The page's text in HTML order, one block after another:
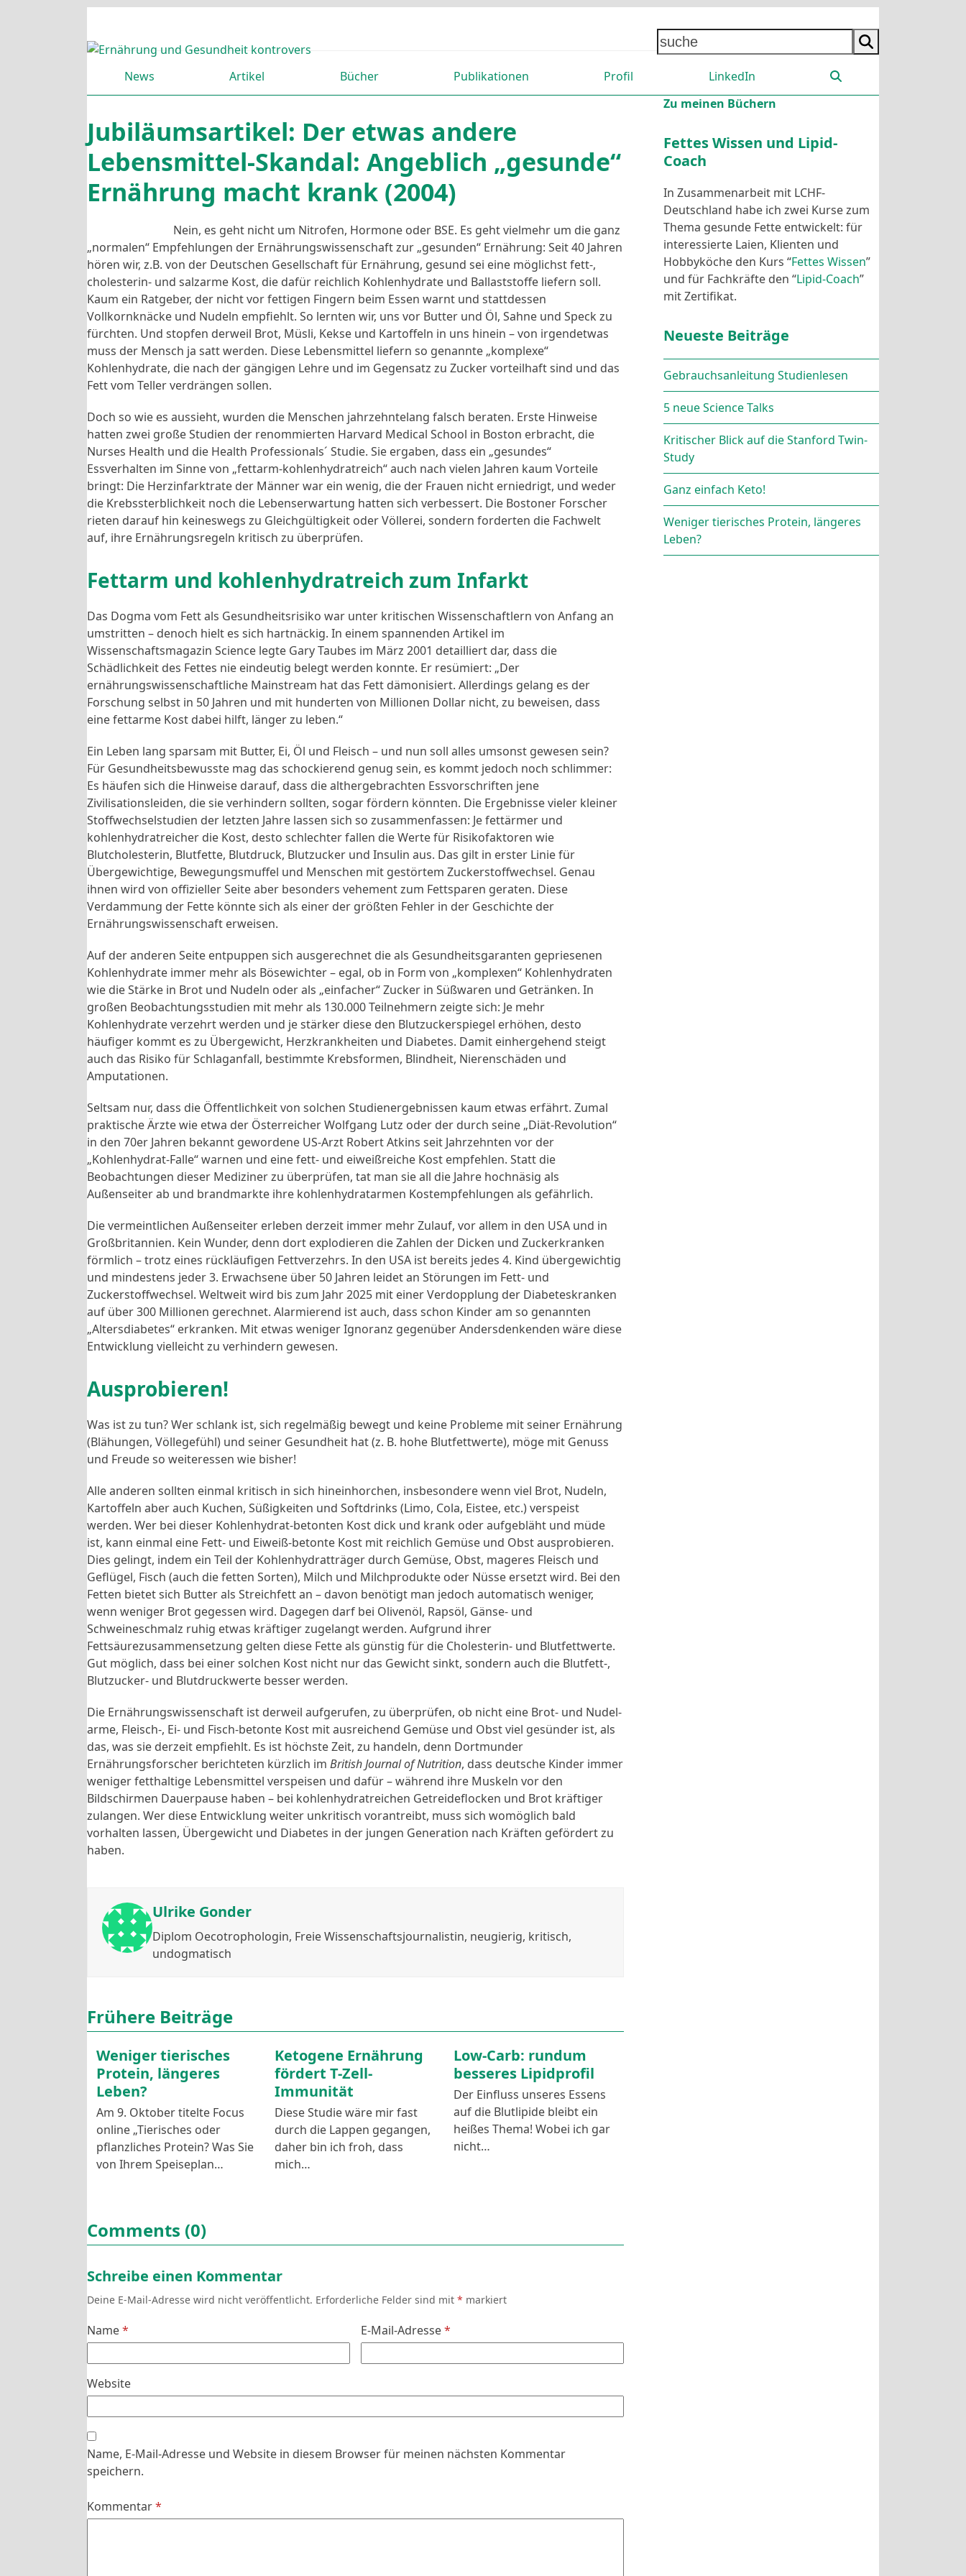
suche
News Artikel Bücher Publikationen Profil LinkedIn
Jubiläumsartikel: Der etwas andere
Lebensmittel-Skandal: Angeblich „gesunde“
Ernährung macht krank (2004)
Nein, es geht nicht um Nitrofen, Hormone oder BSE. Es geht vielmehr um die ganz
„normalen“ Empfehlungen der Ernährungswissenschaft zur „gesunden“ Ernährung: Seit 40 Jahren
hören wir, z.B. von der Deutschen Gesellschaft für Ernährung, gesund sei eine möglichst fett-,
cholesterin- und salzarme Kost, die dafür reichlich Kohlenhydrate und Ballaststoffe liefern soll.
Kaum ein Ratgeber, der nicht vor fettigen Fingern beim Essen warnt und stattdessen
Vollkornknäcke und Nudeln empfiehlt. So lernten wir, uns vor Butter und Öl, Sahne und Speck zu
fürchten. Und stopfen derweil Brot, Müsli, Kekse und Kartoffeln in uns hinein – von irgendetwas
muss der Mensch ja satt werden. Diese Lebensmittel liefern so genannte „komplexe“
Kohlenhydrate, die nach der gängigen Lehre und im Gegensatz zu Zucker vorteilhaft sind und das
Fett vom Teller verdrängen sollen.
Doch so wie es aussieht, wurden die Menschen jahrzehntelang falsch beraten. Erste Hinweise
hatten zwei große Studien der renommierten Harvard Medical School in Boston erbracht, die
Nurses Health und die Health Professionals´ Studie. Sie ergaben, dass ein „gesundes“
Essverhalten im Sinne von „fettarm-kohlenhydratreich“ auch nach vielen Jahren kaum Vorteile
bringt: Die Herzinfarktrate der Männer war ein wenig, die der Frauen nicht erniedrigt, und weder
die Krebssterblichkeit noch die Lebenserwartung hatten sich verbessert. Die Bostoner Forscher
rieten darauf hin keineswegs zu Gleichgültigkeit oder Völlerei, sondern forderten die Fachwelt
auf, ihre Ernährungsregeln kritisch zu überprüfen.
Fettarm und kohlenhydratreich zum Infarkt
Das Dogma vom Fett als Gesundheitsrisiko war unter kritischen Wissenschaftlern von Anfang an
umstritten – denoch hielt es sich hartnäckig. In einem spannenden Artikel im
Wissenschaftsmagazin Science legte Gary Taubes im März 2001 detailliert dar, dass die
Schädlichkeit des Fettes nie eindeutig belegt werden konnte. Er resümiert: „Der
ernährungswissenschaftliche Mainstream hat das Fett dämonisiert. Allerdings gelang es der
Forschung selbst in 50 Jahren und mit hunderten von Millionen Dollar nicht, zu beweisen, dass
eine fettarme Kost dabei hilft, länger zu leben.“
Ein Leben lang sparsam mit Butter, Ei, Öl und Fleisch – und nun soll alles umsonst gewesen sein?
Für Gesundheitsbewusste mag das schockierend genug sein, es kommt jedoch noch schlimmer:
Es häufen sich die Hinweise darauf, dass die althergebrachten Essvorschriften jene
Zivilisationsleiden, die sie verhindern sollten, sogar fördern könnten. Die Ergebnisse vieler kleiner
Stoffwechselstudien der letzten Jahre lassen sich so zusammenfassen: Je fettärmer und
kohlenhydratreicher die Kost, desto schlechter fallen die Werte für Risikofaktoren wie
Blutcholesterin, Blutfette, Blutdruck, Blutzucker und Insulin aus. Das gilt in erster Linie für
Übergewichtige, Bewegungsmuffel und Menschen mit gestörtem Zuckerstoffwechsel. Genau
ihnen wird von offizieller Seite aber besonders vehement zum Fettsparen geraten. Diese
Verdammung der Fette könnte sich als einer der größten Fehler in der Geschichte der
Ernährungswissenschaft erweisen.
Auf der anderen Seite entpuppen sich ausgerechnet die als Gesundheitsgaranten gepriesenen
Kohlenhydrate immer mehr als Bösewichter – egal, ob in Form von „komplexen“ Kohlenhydraten
wie die Stärke in Brot und Nudeln oder als „einfacher“ Zucker in Süßwaren und Getränken. In
großen Beobachtungsstudien mit mehr als 130.000 Teilnehmern zeigte sich: Je mehr
Kohlenhydrate verzehrt werden und je stärker diese den Blutzuckerspiegel erhöhen, desto
häufiger kommt es zu Übergewicht, Herzkrankheiten und Diabetes. Damit einhergehend steigt
auch das Risiko für Schlaganfall, bestimmte Krebsformen, Blindheit, Nierenschäden und
Amputationen.
Seltsam nur, dass die Öffentlichkeit von solchen Studienergebnissen kaum etwas erfährt. Zumal
praktische Ärzte wie etwa der Österreicher Wolfgang Lutz oder der durch seine „Diät-Revolution“
in den 70er Jahren bekannt gewordene US-Arzt Robert Atkins seit Jahrzehnten vor der
„Kohlenhydrat-Falle“ warnen und eine fett- und eiweißreiche Kost empfehlen. Statt die
Beobachtungen dieser Mediziner zu überprüfen, tat man sie all die Jahre hochnäsig als
Außenseiter ab und brandmarkte ihre kohlenhydratarmen Kostempfehlungen als gefährlich.
Die vermeintlichen Außenseiter erleben derzeit immer mehr Zulauf, vor allem in den USA und in
Großbritannien. Kein Wunder, denn dort explodieren die Zahlen der Dicken und Zuckerkranken
förmlich – trotz eines rückläufigen Fettverzehrs. In den USA ist bereits jedes 4. Kind übergewichtig
und mindestens jeder 3. Erwachsene über 50 Jahren leidet an Störungen im Fett- und
Zuckerstoffwechsel. Weltweit wird bis zum Jahr 2025 mit einer Verdopplung der Diabeteskranken
auf über 300 Millionen gerechnet. Alarmierend ist auch, dass schon Kinder am so genannten
„Altersdiabetes“ erkranken. Mit etwas weniger Ignoranz gegenüber Andersdenkenden wäre diese
Entwicklung vielleicht zu verhindern gewesen.
Ausprobieren!
Was ist zu tun? Wer schlank ist, sich regelmäßig bewegt und keine Probleme mit seiner Ernährung
(Blähungen, Völlegefühl) und seiner Gesundheit hat (z. B. hohe Blutfettwerte), möge mit Genuss
und Freude so weiteressen wie bisher!
Alle anderen sollten einmal kritisch in sich hineinhorchen, insbesondere wenn viel Brot, Nudeln,
Kartoffeln aber auch Kuchen, Süßigkeiten und Softdrinks (Limo, Cola, Eistee, etc.) verspeist
werden. Wer bei dieser Kohlenhydrat-betonten Kost dick und krank oder aufgebläht und müde
ist, kann einmal eine Fett- und Eiweiß-betonte Kost mit reichlich Gemüse und Obst ausprobieren.
Dies gelingt, indem ein Teil der Kohlenhydratträger durch Gemüse, Obst, mageres Fleisch und
Geflügel, Fisch (auch die fetten Sorten), Milch und Milchprodukte oder Nüsse ersetzt wird. Bei den
Fetten bietet sich Butter als Streichfett an – davon benötigt man jedoch automatisch weniger,
wenn weniger Brot gegessen wird. Dagegen darf bei Olivenöl, Rapsöl, Gänse- und
Schweineschmalz ruhig etwas kräftiger zugelangt werden. Aufgrund ihrer
Fettsäurezusammensetzung gelten diese Fette als günstig für die Cholesterin- und Blutfettwerte.
Gut möglich, dass bei einer solchen Kost nicht nur das Gewicht sinkt, sondern auch die Blutfett-,
Blutzucker- und Blutdruckwerte besser werden.
Die Ernährungswissenschaft ist derweil aufgerufen, zu überprüfen, ob nicht eine Brot- und Nudel-
arme, Fleisch-, Ei- und Fisch-betonte Kost mit ausreichend Gemüse und Obst viel gesünder ist, als
das, was sie derzeit empfiehlt. Es ist höchste Zeit, zu handeln, denn Dortmunder
Ernährungsforscher berichteten kürzlich im British Journal of Nutrition, dass deutsche Kinder immer
weniger fetthaltige Lebensmittel verspeisen und dafür – während ihre Muskeln vor den
Bildschirmen Dauerpause haben – bei kohlenhydratreichen Getreideflocken und Brot kräftiger
zulangen. Wer diese Entwicklung weiter unkritisch vorantreibt, muss sich womöglich bald
vorhalten lassen, Übergewicht und Diabetes in der jungen Generation nach Kräften gefördert zu
haben.
Ulrike Gonder
Diplom Oecotrophologin, Freie Wissenschaftsjournalistin, neugierig, kritisch,
undogmatisch
Frühere Beiträge
Weniger tierisches
Protein, längeres
Leben?
Am 9. Oktober titelte Focus
online „Tierisches oder
pflanzliches Protein? Was Sie
von Ihrem Speiseplan…
Ketogene Ernährung
fördert T-Zell-
Immunität
Diese Studie wäre mir fast
durch die Lappen gegangen,
daher bin ich froh, dass
mich…
Low-Carb: rundum
besseres Lipidprofil
Der Einfluss unseres Essens
auf die Blutlipide bleibt ein
heißes Thema! Wobei ich gar
nicht…
Comments (0)
Schreibe einen Kommentar
Deine E-Mail-Adresse wird nicht veröffentlicht. Erforderliche Felder sind mit * markiert
Name* E-Mail-Adresse*
Website
Name, E-Mail-Adresse und Website in diesem Browser für meinen nächsten Kommentar
speichern.
Kommentar*
Zu meinen Büchern
Fettes Wissen und Lipid-
Coach
In Zusammenarbeit mit LCHF-
Deutschland habe ich zwei Kurse zum
Thema gesunde Fette entwickelt: für
interessierte Laien, Klienten und
Hobbyköche den Kurs “Fettes Wissen”
und für Fachkräfte den “Lipid-Coach”
mit Zertifikat.
Neueste Beiträge
Gebrauchsanleitung Studienlesen
5 neue Science Talks
Kritischer Blick auf die Stanford Twin-
Study
Ganz einfach Keto!
Weniger tierisches Protein, längeres
Leben?